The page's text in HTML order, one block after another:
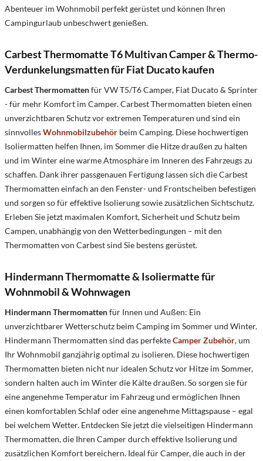
Abenteuer im Wohnmobil perfekt gerüstet und können Ihren
Campingurlaub unbeschwert genießen.
Carbest Thermomatte T6 Multivan Camper & Thermo-
Verdunkelungsmatten für Fiat Ducato kaufen
Carbest Thermomattenfür VW T5/T6 Camper, Fiat Ducato & Sprinter
- für mehr Komfort im Camper. Carbest Thermomatten bieten einen
unverzichtbaren Schutz vor extremen Temperaturen und sind ein
sinnvollesWohnmobilzubehör beim Camping. Diese hochwertigen
Isoliermatten helfen Ihnen, im Sommer die Hitze draußen zu halten
und im Winter eine warme Atmosphäre im Inneren des Fahrzeugs zu
schaffen. Dank ihrer passgenauen Fertigung lassen sich die Carbest
Thermomatten einfach an den Fenster- und Frontscheiben befestigen
und sorgen so für effektive Isolierung sowie zusätzlichen Sichtschutz.
Erleben Sie jetzt maximalen Komfort, Sicherheit und Schutz beim
Campen, unabhängig von den Wetterbedingungen – mit den
Thermomatten von Carbest sind Sie bestens gerüstet.
Hindermann Thermomatte & Isoliermatte für
Wohnmobil & Wohnwagen
Hindermann Thermomattenfür Innen und Außen: Ein
unverzichtbarer Wetterschutz beim Camping im Sommer und Winter.
Hindermann Thermomatten sind das perfekteCamper Zubehör, um
Ihr Wohnmobil ganzjährig optimal zu isolieren. Diese hochwertigen
Thermomatten bieten nicht nur idealen Schutz vor Hitze im Sommer,
sondern halten auch im Winter die Kälte draußen. So sorgen sie für
eine angenehme Temperatur im Fahrzeug und ermöglichen Ihnen
einen komfortablen Schlaf oder eine angenehme Mittagspause – egal
bei welchem Wetter. Entdecken Sie jetzt die vielseitigen Hindermann
Thermomatten, die Ihren Camper durch effektive Isolierung und
zusätzlichen Komfort bereichern. Ideal für Camper, die auch in der